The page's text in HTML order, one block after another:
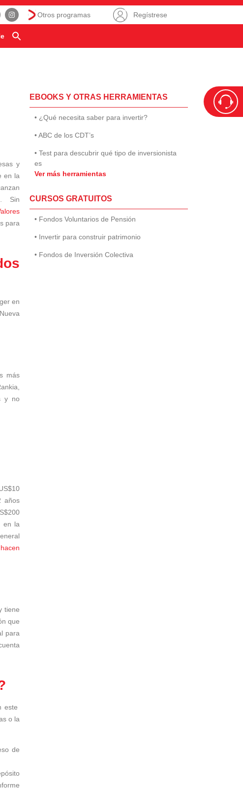
Otros programas Regístrese
y
en la
Sin
para
en
más
y no
años
en la
tiene
que
para
este
o la
de
EBOOKS Y OTRAS HERRAMIENTAS
• ¿Qué necesita saber para invertir?
• ABC de los CDT’s
• Test para descubrir qué tipo de inversionista
es
Ver más herramientas
CURSOS GRATUITOS
• Fondos Voluntarios de Pensión
• Invertir para construir patrimonio
• Fondos de Inversión Colectiva